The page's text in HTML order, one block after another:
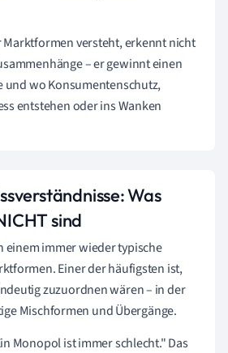
Marktformen versteht, erkennt nicht
– er gewinnt einen
und wo Konsumentenschutz,
entstehen oder ins Wanken
Was
sind
einem immer wieder typische
Einer der häufigsten ist,
zuzuordnen wären – in der
Mischformen und Übergänge.
Monopol ist immer schlecht." Das